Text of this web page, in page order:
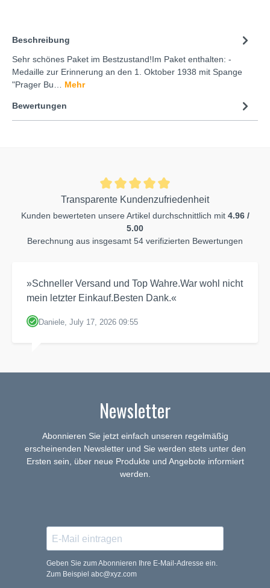
Beschreibung
Sehr schönes Paket im Bestzustand!Im Paket enthalten: -
Medaille zur Erinnerung an den 1. Oktober 1938 mit Spange
"Prager Bu… Mehr
Bewertungen
Transparente Kundenzufriedenheit
Kunden bewerteten unsere Artikel durchschnittlich mit 4.96 /
5.00
Berechnung aus insgesamt 54 verifizierten Bewertungen
»Schneller Versand und Top Wahre.War wohl nicht
mein letzter Einkauf.Besten Dank.«
Daniele, July 17, 2026 09:55
Newsletter
Abonnieren Sie jetzt einfach unseren regelmäßig
erscheinenden Newsletter und Sie werden stets unter den
Ersten sein, über neue Produkte und Angebote informiert
werden.
Geben Sie zum Abonnieren Ihre E-Mail-Adresse ein.
Zum Beispiel abc@xyz.com